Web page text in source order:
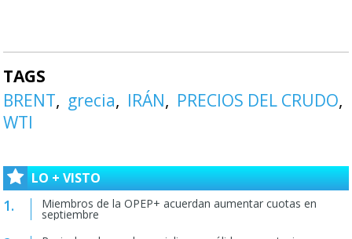
TAGS
BRENT
grecia IRÁN
PRECIOS DEL CRUDO
WTI
LO + VISTO
Miembros de la OPEP+ acuerdan aumentar cuotas en
septiembre